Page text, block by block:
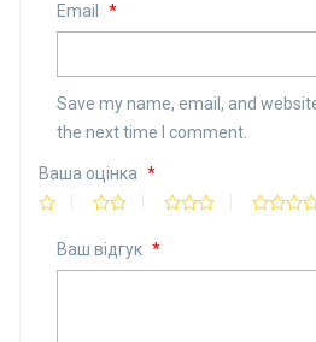
Email *
Save my name, email, and
the next time I comment.
Ваша оцінка *
Ваш відгук *